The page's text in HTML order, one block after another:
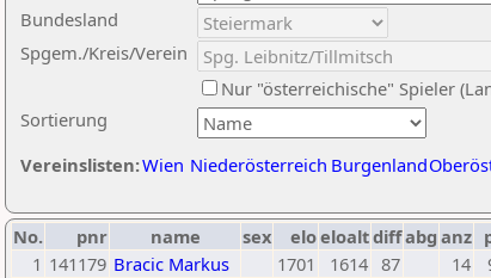
Sortierung
Bundesland
Spgem./Kreis/Verein
Nur "österreichische" Spieler
Vereinslisten:Wien Niederösterreich Burgenland
No. pnr name sex eloeloaltdiffabg anz
1 141179 Bracic Markus 1701 1614 87 14